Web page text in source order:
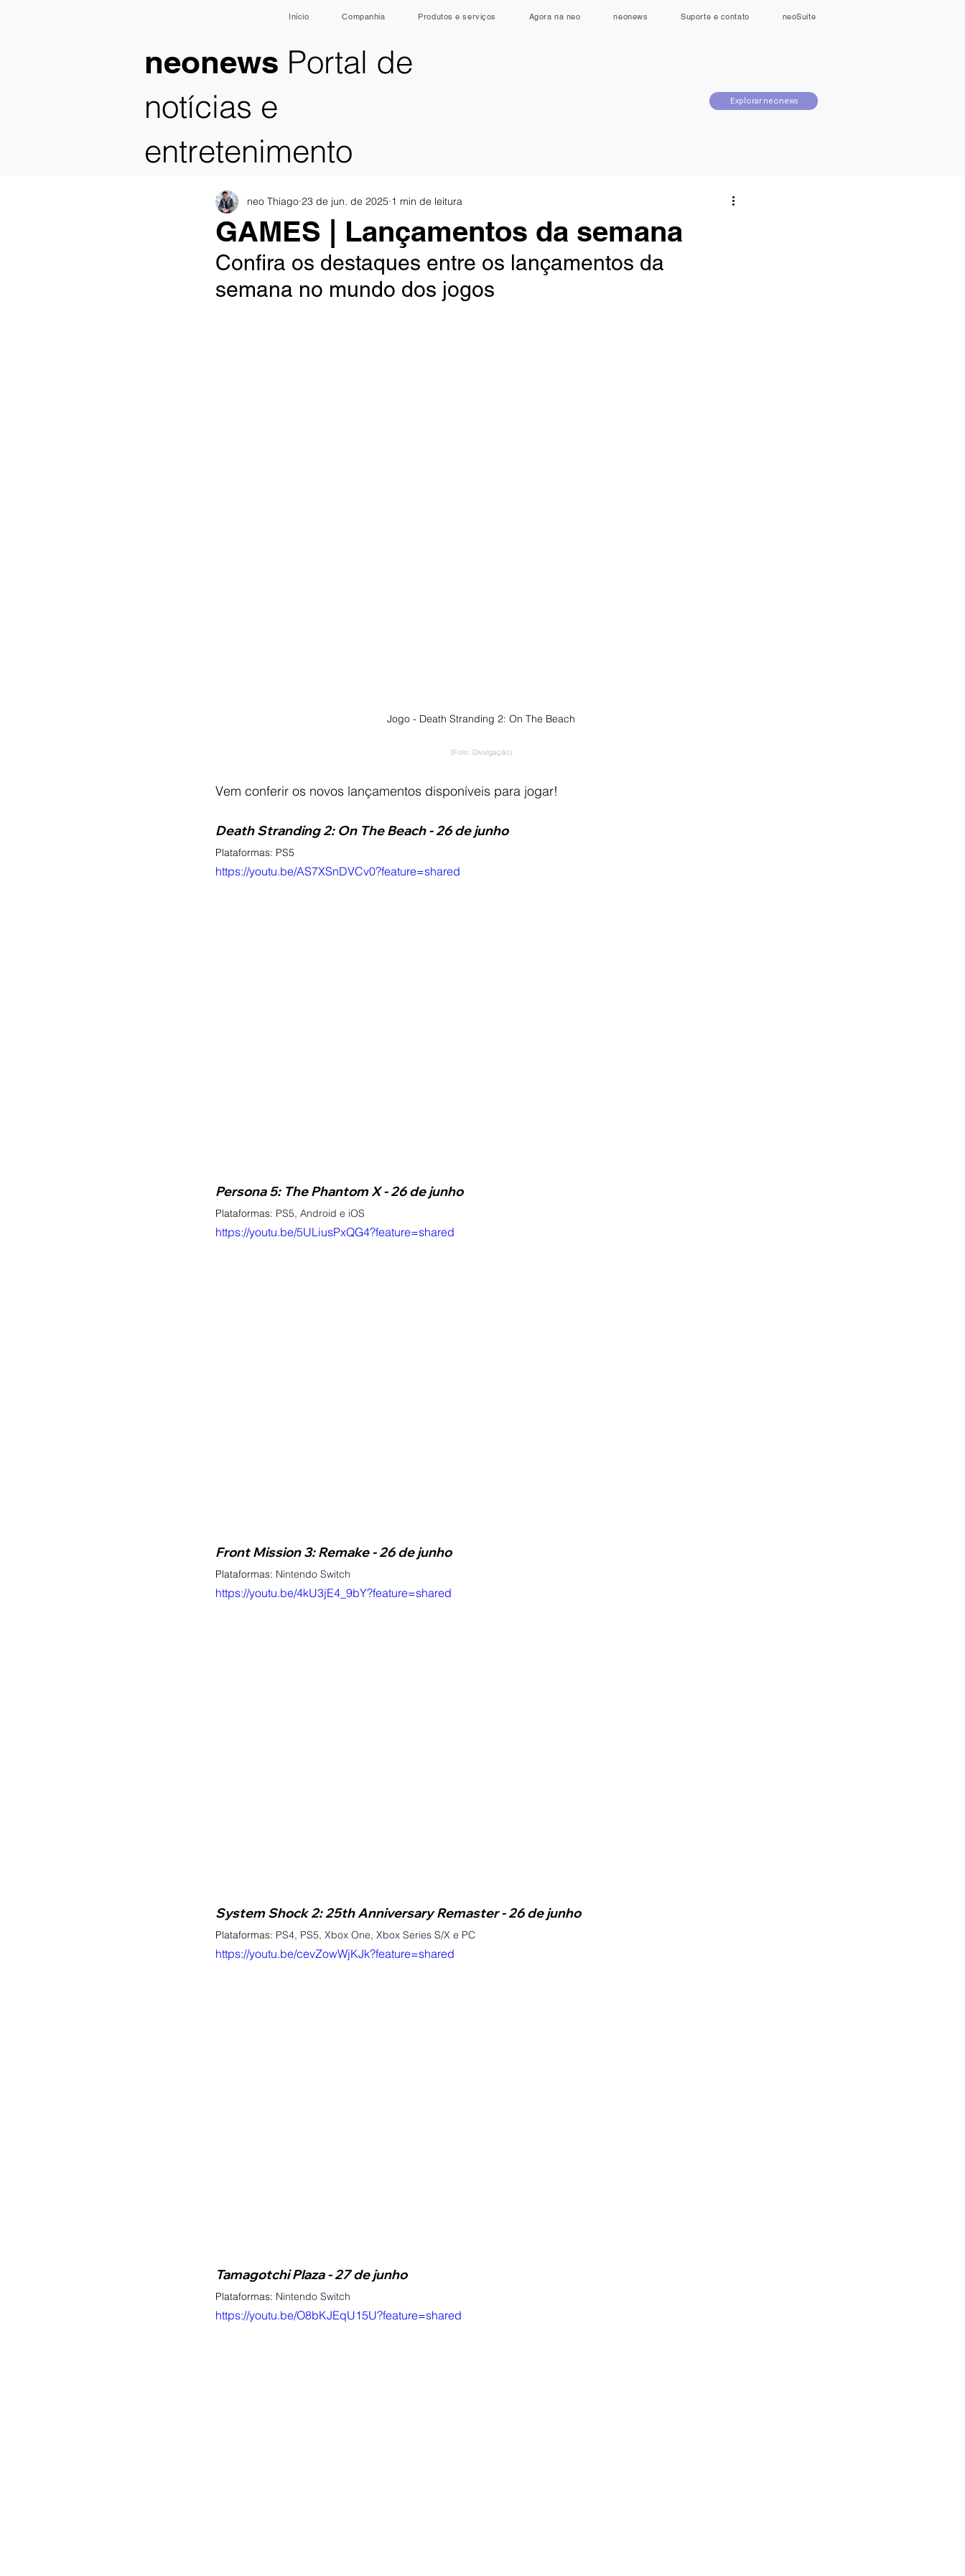
Explorar neonews
neonews Portal de
notícias e
entretenimento
Início Companhia Produtos e serviços Agora na neo neonews Suporte e contato neoSuite
GAMES | Lançamentos da semana
neo Thiago 23 de jun. de 2025 1 min de leitura
Confira os destaques entre os lançamentos da
semana no mundo dos jogos
Jogo - Death Stranding 2: On The Beach
(Foto: Divulgação)
Vem conferir os novos lançamentos disponíveis para jogar!
Death Stranding 2: On The Beach - 26 de junho
Plataformas: PS5
https://youtu.be/AS7XSnDVCv0?feature=shared
Persona 5: The Phantom X - 26 de junho
Plataformas: PS5, Android e iOS
https://youtu.be/5ULiusPxQG4?feature=shared
Front Mission 3: Remake - 26 de junho
Plataformas: Nintendo Switch
https://youtu.be/4kU3jE4_9bY?feature=shared
System Shock 2: 25th Anniversary Remaster - 26 de junho
Plataformas: PS4, PS5, Xbox One, Xbox Series S/X e PC
https://youtu.be/cevZowWjKJk?feature=shared
Tamagotchi Plaza - 27 de junho
Plataformas: Nintendo Switch
https://youtu.be/O8bKJEqU15U?feature=shared